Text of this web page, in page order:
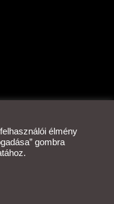
élmény
gombra